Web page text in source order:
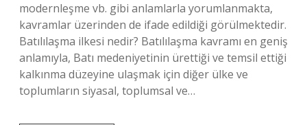
modernleşme vb. gibi anlamlarla yorumlanmakta,
kavramlar üzerinden de ifade edildiği görülmektedir.
Batılılaşma ilkesi nedir? Batılılaşma kavramı en geniş
anlamıyla, Batı medeniyetinin ürettiği ve temsil ettiği
kalkınma düzeyine ulaşmak için diğer ülke ve
toplumların siyasal, toplumsal ve…